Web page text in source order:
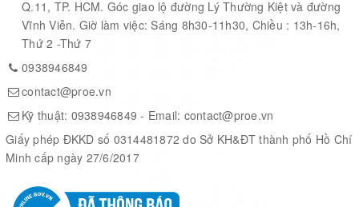
Q.11, TP. HCM. Góc giao lộ đường Lý Thường Kiệt và đường
Vĩnh Viễn. Giờ làm việc: Sáng 8h30-11h30, Chiều : 13h-16h,
Thứ 2 -Thứ 7
0938946849
contact@proe.vn
Kỹ thuật: 0938946849 - Email: contact@proe.vn
Giấy phép ĐKKD số 0314481872 do Sở KH&ĐT thành phố Hồ Chí
Minh cấp ngày 27/6/2017